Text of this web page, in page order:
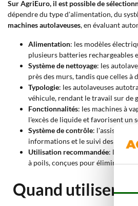
Sur AgriEuro, il est possible de
dépendre du type d'alimentation, du
machines autolaveuses, en évaluant
Alimentation: les modèles
plusieurs batteries rechargeables
Système de nettoyage: les
près des murs, tandis que celles
Typologie: les autolaveuses
véhicule, rendant le travail sur de
Fonctionnalités: les machines à
l'excès de liquide et favorisent un
Système de contrôle: l'assistance
informations et le suivi des
Utilisation recommandée: les
à poils, conçues pour éliminer la
Quand utiliser